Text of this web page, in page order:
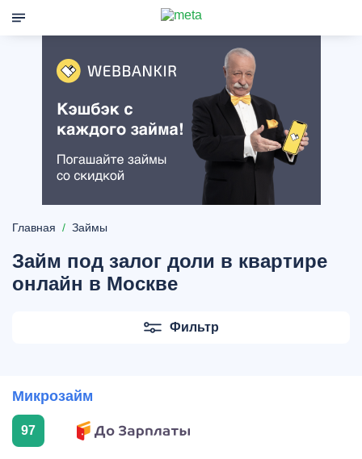
Главная Займы
Займ под залог доли в квартире
онлайн в Москве
Фильтр
Микрозайм
97